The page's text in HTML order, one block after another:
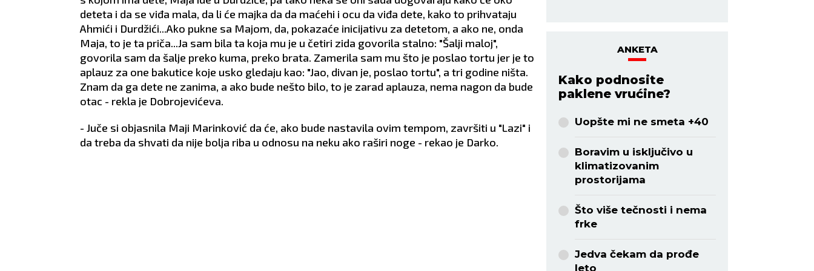
deteta i da se viđa mala, da li će majka da da maćehi i ocu da viđa dete, kako to prihvataju
Ahmići i Durdžići...Ako pukne sa Majom, da, pokazaće inicijativu za detetom, a ako ne, onda
Maja, to je ta priča...Ja sam bila ta koja mu je u četiri zida govorila stalno: "Šalji maloj",
govorila sam da šalje preko kuma, preko brata. Zamerila sam mu što je poslao tortu jer je to
aplauz za one bakutice koje usko gledaju kao: "Jao, divan je, poslao tortu", a tri godine ništa.
Znam da ga dete ne zanima, a ako bude nešto bilo, to je zarad aplauza, nema nagon da bude
otac - rekla je Dobrojevićeva.
- Juče si objasnila Maji Marinković da će, ako bude nastavila ovim tempom, završiti u "Lazi" i
da treba da shvati da nije bolja riba u odnosu na neku ako raširi noge - rekao je Darko.
ANKETA
Kako podnosite
paklene vrućine?
Uopšte mi ne smeta +40
Boravim u isključivo u
klimatizovanim
prostorijama
Što više tečnosti i nema
frke
Jedva čekam da prođe
leto